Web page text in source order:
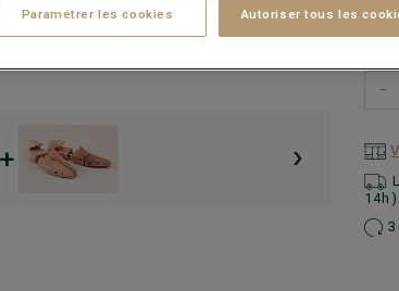
−
14h)
›
+
Paramétrer les cookies Autoriser tous les